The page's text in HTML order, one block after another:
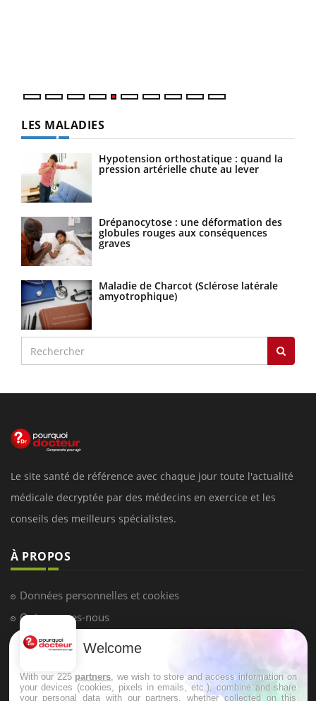
LES MALADIES
Hypotension orthostatique : quand la
pression artérielle chute au lever
Drépanocytose : une déformation des
globules rouges aux conséquences
graves
Maladie de Charcot (Sclérose latérale
amyotrophique)
Le site santé de référence avec chaque jour toute l'actualité
médicale decryptée par des médecins en exercice et les
conseils des meilleurs spécialistes.
À PROPOS
Données personnelles et cookies
Qui sommes-nous
Conditions d'utilisation
Mentions Légales
Welcome
With our 225 partners , we wish to store and access information on
your devices (cookies, pixels in emails, etc.), combine and share
your personal data with our partners, whether collected on this